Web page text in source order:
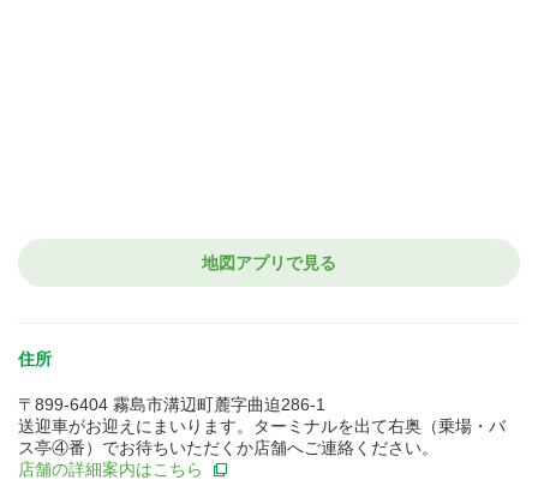
地図アプリで見る
住所
〒899-6404 霧島市溝辺町麓字曲迫286-1
送迎車がお迎えにまいります。ターミナルを出て右奥（乗場・バ
ス亭④番）でお待ちいただくか店舗へご連絡ください。
店舗の詳細案内はこちら